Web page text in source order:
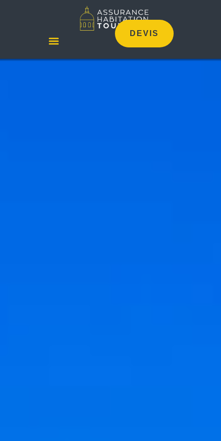
DEVIS